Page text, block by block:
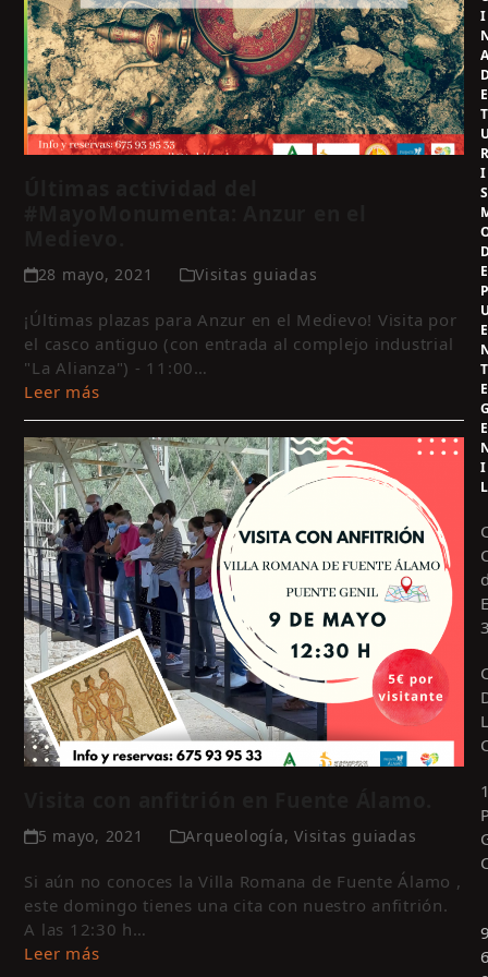
28 mayo, 2021 Visitas guiadas
¡Últimas plazas para Anzur en el Medievo! Visita por
el casco antiguo (con entrada al complejo industrial
"La Alianza") - 11:00…
Leer más
5 mayo, 2021 Arqueología,Visitas guiadas
Si aún no conoces la Villa Romana de Fuente Álamo ,
este domingo tienes una cita con nuestro anfitrión.
A las 12:30 h…
Leer más
I
E
T
I
S
E
E
T
E
E
I
L